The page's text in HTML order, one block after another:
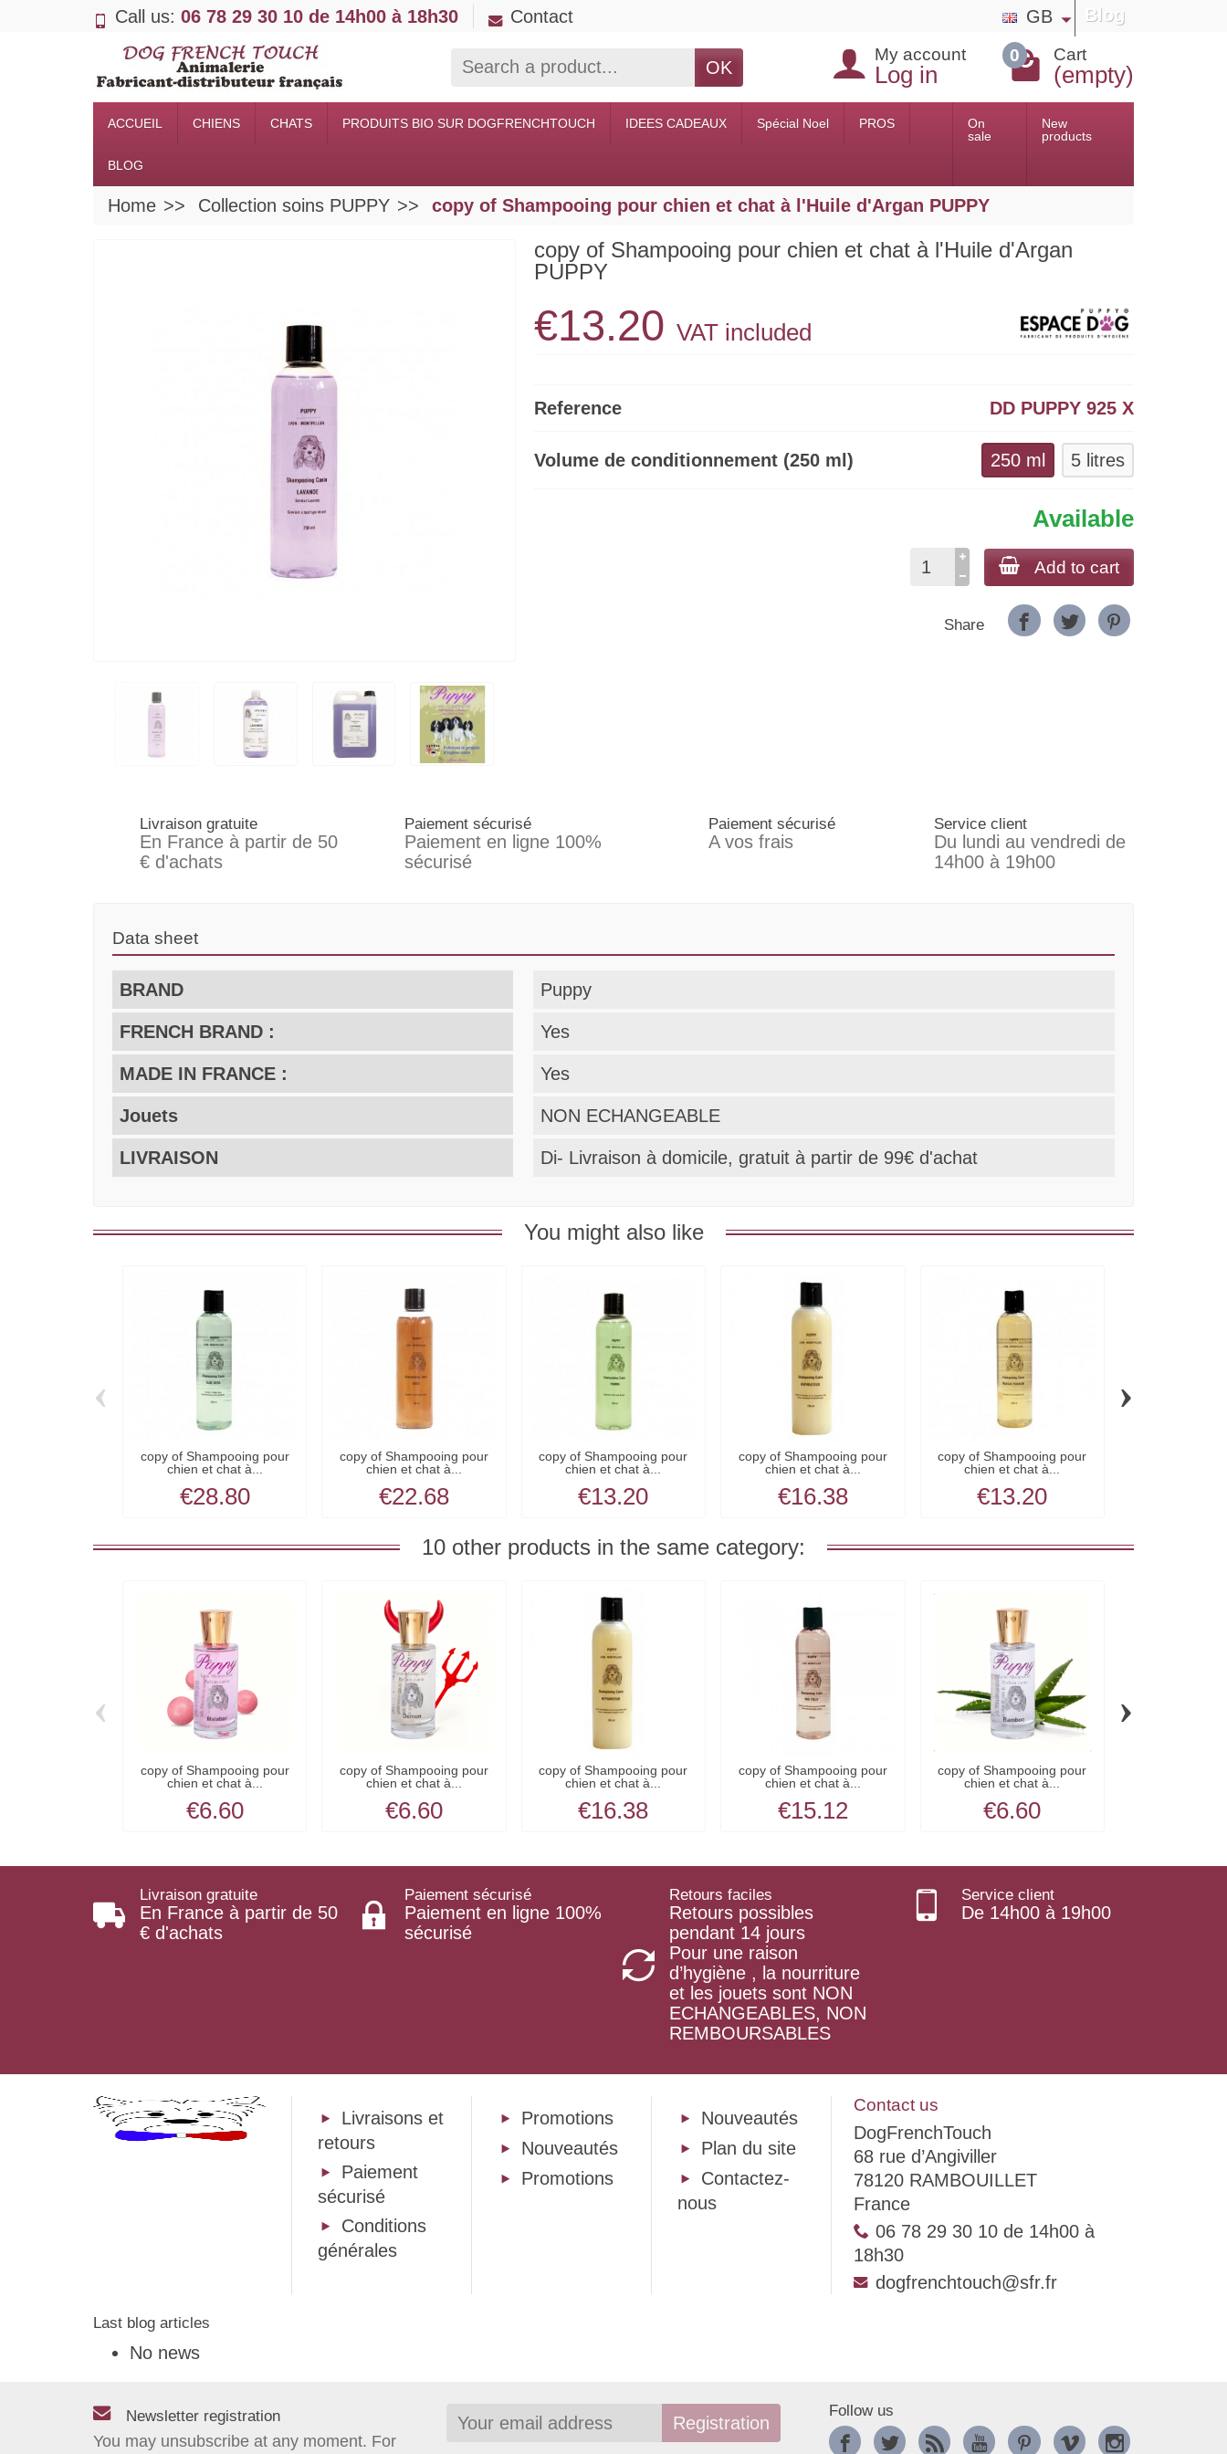
Call us: 06 78 29 30 10 de 14h00 à 18h30 Contact GB Blog
OK
My account
Log in
0 Cart
(empty)
ACCUEIL CHIENS CHATS PRODUITS BIO SUR DOGFRENCHTOUCH IDEES CADEAUX Spécial Noel PROS
BLOG
On
sale
New
products
Home Collection soins PUPPY copy of Shampooing pour chien et chat à l'Huile d'Argan PUPPY
copy of Shampooing pour chien et chat à l'Huile d'Argan
PUPPY
€13.20VAT included
Reference DD PUPPY 925 X
Volume de conditionnement (250 ml) 250 ml 5 litres
Available
Add to cart
Share
Livraison gratuite
En France à partir de 50
€ d'achats
Paiement sécurisé
Paiement en ligne 100%
sécurisé
Paiement sécurisé
A vos frais
Service client
Du lundi au vendredi de
14h00 à 19h00
Data sheet
BRAND Puppy
FRENCH BRAND : Yes
MADE IN FRANCE : Yes
Jouets NON ECHANGEABLE
LIVRAISON Di- Livraison à domicile, gratuit à partir de 99€ d'achat
You might also like
copy of Shampooing pour
chien et chat à...
€28.80
copy of Shampooing pour
chien et chat à...
€22.68
copy of Shampooing pour
chien et chat à...
€13.20
copy of Shampooing pour
chien et chat à...
€16.38
copy of Shampooing pour
chien et chat à...
€13.20
‹ ›
10 other products in the same category:
copy of Shampooing pour
chien et chat à...
€6.60
copy of Shampooing pour
chien et chat à...
€6.60
copy of Shampooing pour
chien et chat à...
€16.38
copy of Shampooing pour
chien et chat à...
€15.12
copy of Shampooing pour
chien et chat à...
€6.60
‹ ›
Livraison gratuite
En France à partir de 50
€ d'achats
Paiement sécurisé
Paiement en ligne 100%
sécurisé
Retours faciles
Retours possibles
pendant 14 jours
Pour une raison
d’hygiène , la nourriture
et les jouets sont NON
ECHANGEABLES, NON
REMBOURSABLES
Service client
De 14h00 à 19h00
Livraisons et
retours
Paiement
sécurisé
Conditions
générales
Promotions
Nouveautés
Promotions
Nouveautés
Plan du site
Contactez-
nous
Contact us
DogFrenchTouch
68 rue d’Angiviller
78120 RAMBOUILLET
France
06 78 29 30 10 de 14h00 à
18h30
dogfrenchtouch@sfr.fr
Last blog articles
No news
Newsletter registration
You may unsubscribe at any moment. For
Follow us